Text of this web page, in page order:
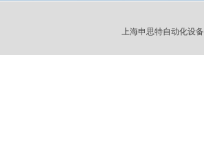
上海申思特自动化设